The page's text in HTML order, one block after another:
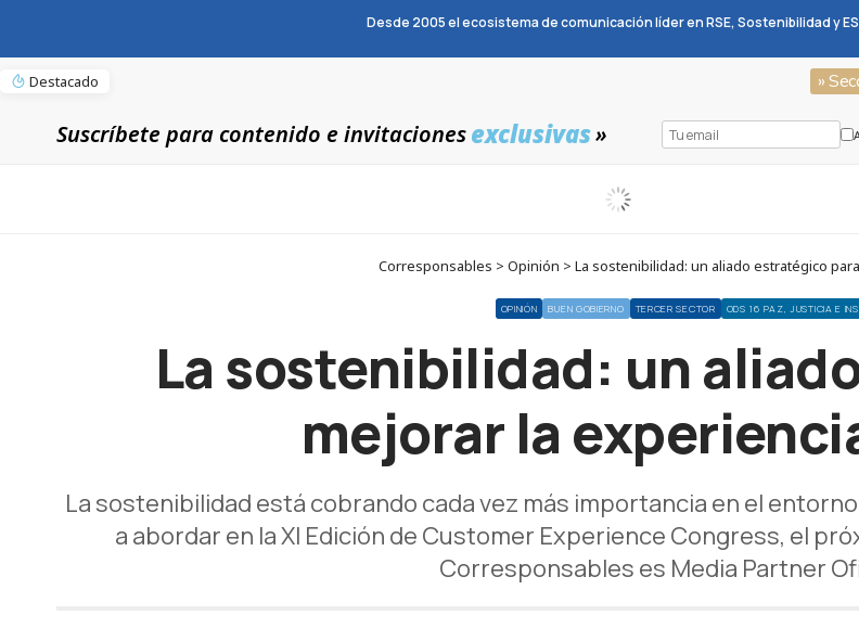
Desde 2005 el ecosistema de comunicación líder en RSE, Sostenibilidad y
Destacado »
Suscríbete para contenido e invitacionesexclusivas»
Corresponsables > Opinión > La sostenibilidad: un aliado estratégico
OPINIÓN BUEN GOBIERNO TERCER SECTOR ODS 16 PAZ, JUSTICIA E
La sostenibilidad: un
mejorar la
La sostenibilidad está cobrando cada vez más importancia en el
a abordar en la XI Edición de Customer Experience Congress, el
Corresponsables es Media Partner